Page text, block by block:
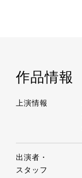
作品情報
上演情報
出演者・
スタッフ